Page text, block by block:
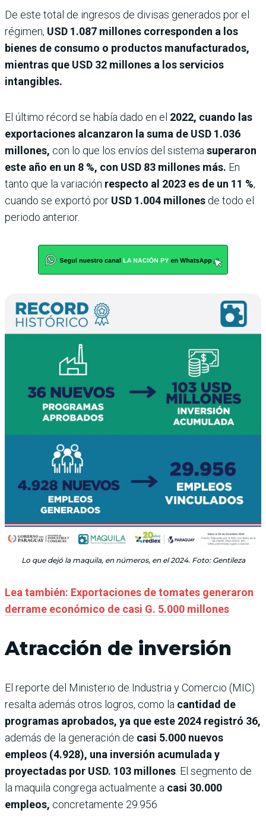
De este total de ingresos de divisas generados por el
régimen, USD 1.087 millones corresponden a los
bienes de consumo o productos manufacturados,
mientras que USD 32 millones a los servicios
intangibles.
El último récord se había dado en el 2022, cuando las
exportaciones alcanzaron la suma de USD 1.036
millones, con lo que los envíos del sistema superaron
este año en un 8 %, con USD 83 millones más. En
tanto que la variación respecto al 2023 es de un 11 %,
cuando se exportó por USD 1.004 millones de todo el
periodo anterior.
Lo que dejó la maquila, en números, en el 2024. Foto: Gentileza
Lea también: Exportaciones de tomates generaron
derrame económico de casi G. 5.000 millones
Atracción de inversión
El reporte del Ministerio de Industria y Comercio (MIC)
resalta además otros logros, como la cantidad de
programas aprobados, ya que este 2024 registró 36,
además de la generación de casi 5.000 nuevos
empleos (4.928), una inversión acumulada y
proyectadas por USD. 103 millones . El segmento de
la maquila congrega actualmente a casi 30.000
empleos, concretamente 29.956